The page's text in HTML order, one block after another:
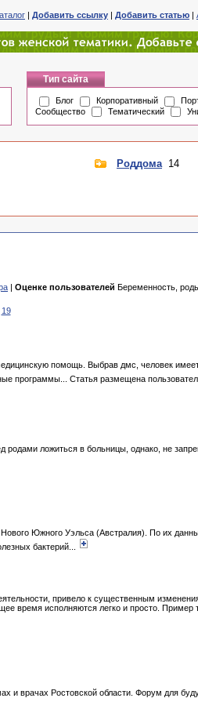
| Добавить ссылку | Добавить статью |
Тип сайта
Блог Корпоративный
Сообщество
Тематический
Роддома 14
| Оценке пользователей Беременность,
19
помощь. Выбрав дмс, человек
программы... Статья размещена
ложиться в больницы, однако, не
Южного Уэльса (Австралия). По их
бактерий...
привело к существенным
время исполняются легко и просто. Пример
и врачах Ростовской области. Форум для